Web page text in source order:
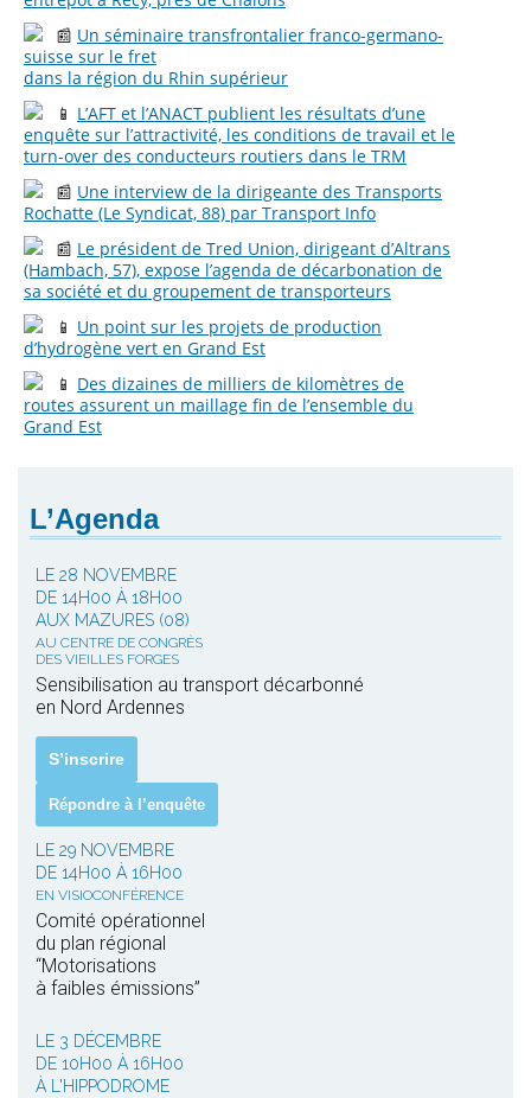
📰 Un séminaire transfrontalier franco-germano-
suisse sur le fret
dans la région du Rhin supérieur
📱 L’AFT et l’ANACT publient les résultats d’une
enquête sur l’attractivité, les conditions de travail et le
turn-over des conducteurs routiers dans le TRM
📰 Une interview de la dirigeante des Transports
Rochatte (Le Syndicat, 88) par Transport Info
📰 Le président de Tred Union, dirigeant d’Altrans
(Hambach, 57), expose l’agenda de décarbonation de
sa société et du groupement de transporteurs
📱 Un point sur les projets de production
d’hydrogène vert en Grand Est
📱 Des dizaines de milliers de kilomètres de
routes assurent un maillage fin de l’ensemble du
Grand Est
L’Agenda
LE 28 NOVEMBRE
DE 14H00 À 18H00
AUX MAZURES (08)
AU CENTRE DE CONGRÈS
DES VIEILLES FORGES
Sensibilisation au transport décarbonné
en Nord Ardennes
S’inscrire
Répondre à l’enquête
LE 29 NOVEMBRE
DE 14H00 À 16H00
EN VISIOCONFÉRENCE
Comité opérationnel
du plan régional
“Motorisations
à faibles émissions”
LE 3 DÉCEMBRE
DE 10H00 À 16H00
À L'HIPPODROME